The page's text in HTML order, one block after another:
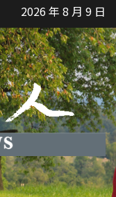
2026 年 8 月 9 日